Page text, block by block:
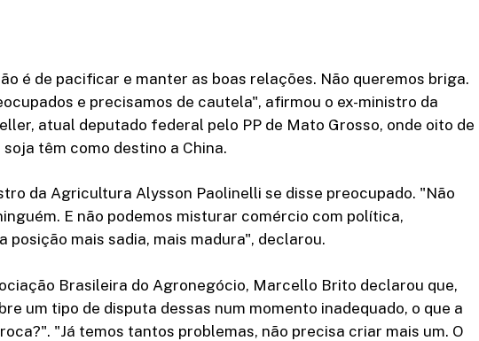
é de pacificar e manter as boas relações. Não queremos briga.
e precisamos de cautela", afirmou o ex-ministro da
atual deputado federal pelo PP de Mato Grosso, onde oito de
têm como destino a China.
da Agricultura Alysson Paolinelli se disse preocupado. "Não
E não podemos misturar comércio com política,
posição mais sadia, mais madura", declarou.
Brasileira do Agronegócio, Marcello Brito declarou que,
um tipo de disputa dessas num momento inadequado, o que a
"Já temos tantos problemas, não precisa criar mais um. O